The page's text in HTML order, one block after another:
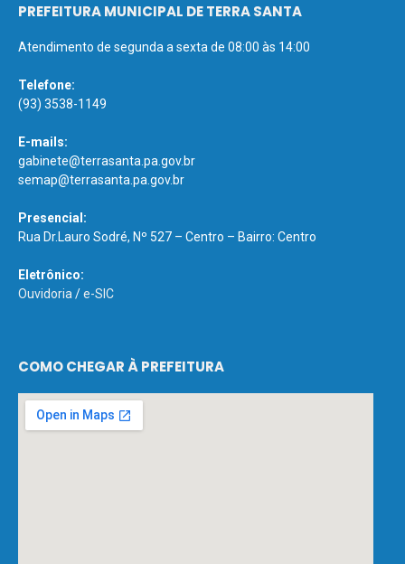
PREFEITURA MUNICIPAL DE TERRA SANTA
Atendimento de segunda a sexta de 08:00 às 14:00
Telefone:
(93) 3538-1149
E-mails:
gabinete@terrasanta.pa.gov.br
semap@terrasanta.pa.gov.br
Presencial:
Rua Dr.Lauro Sodré, Nº 527 – Centro – Bairro: Centro
Eletrônico:
Ouvidoria /e-SIC
COMO CHEGAR À PREFEITURA